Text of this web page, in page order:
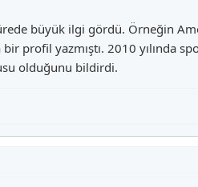
büyük ilgi gördü. Örneğin
bir profil yazmıştı. 2010 yılında
olduğunu bildirdi.